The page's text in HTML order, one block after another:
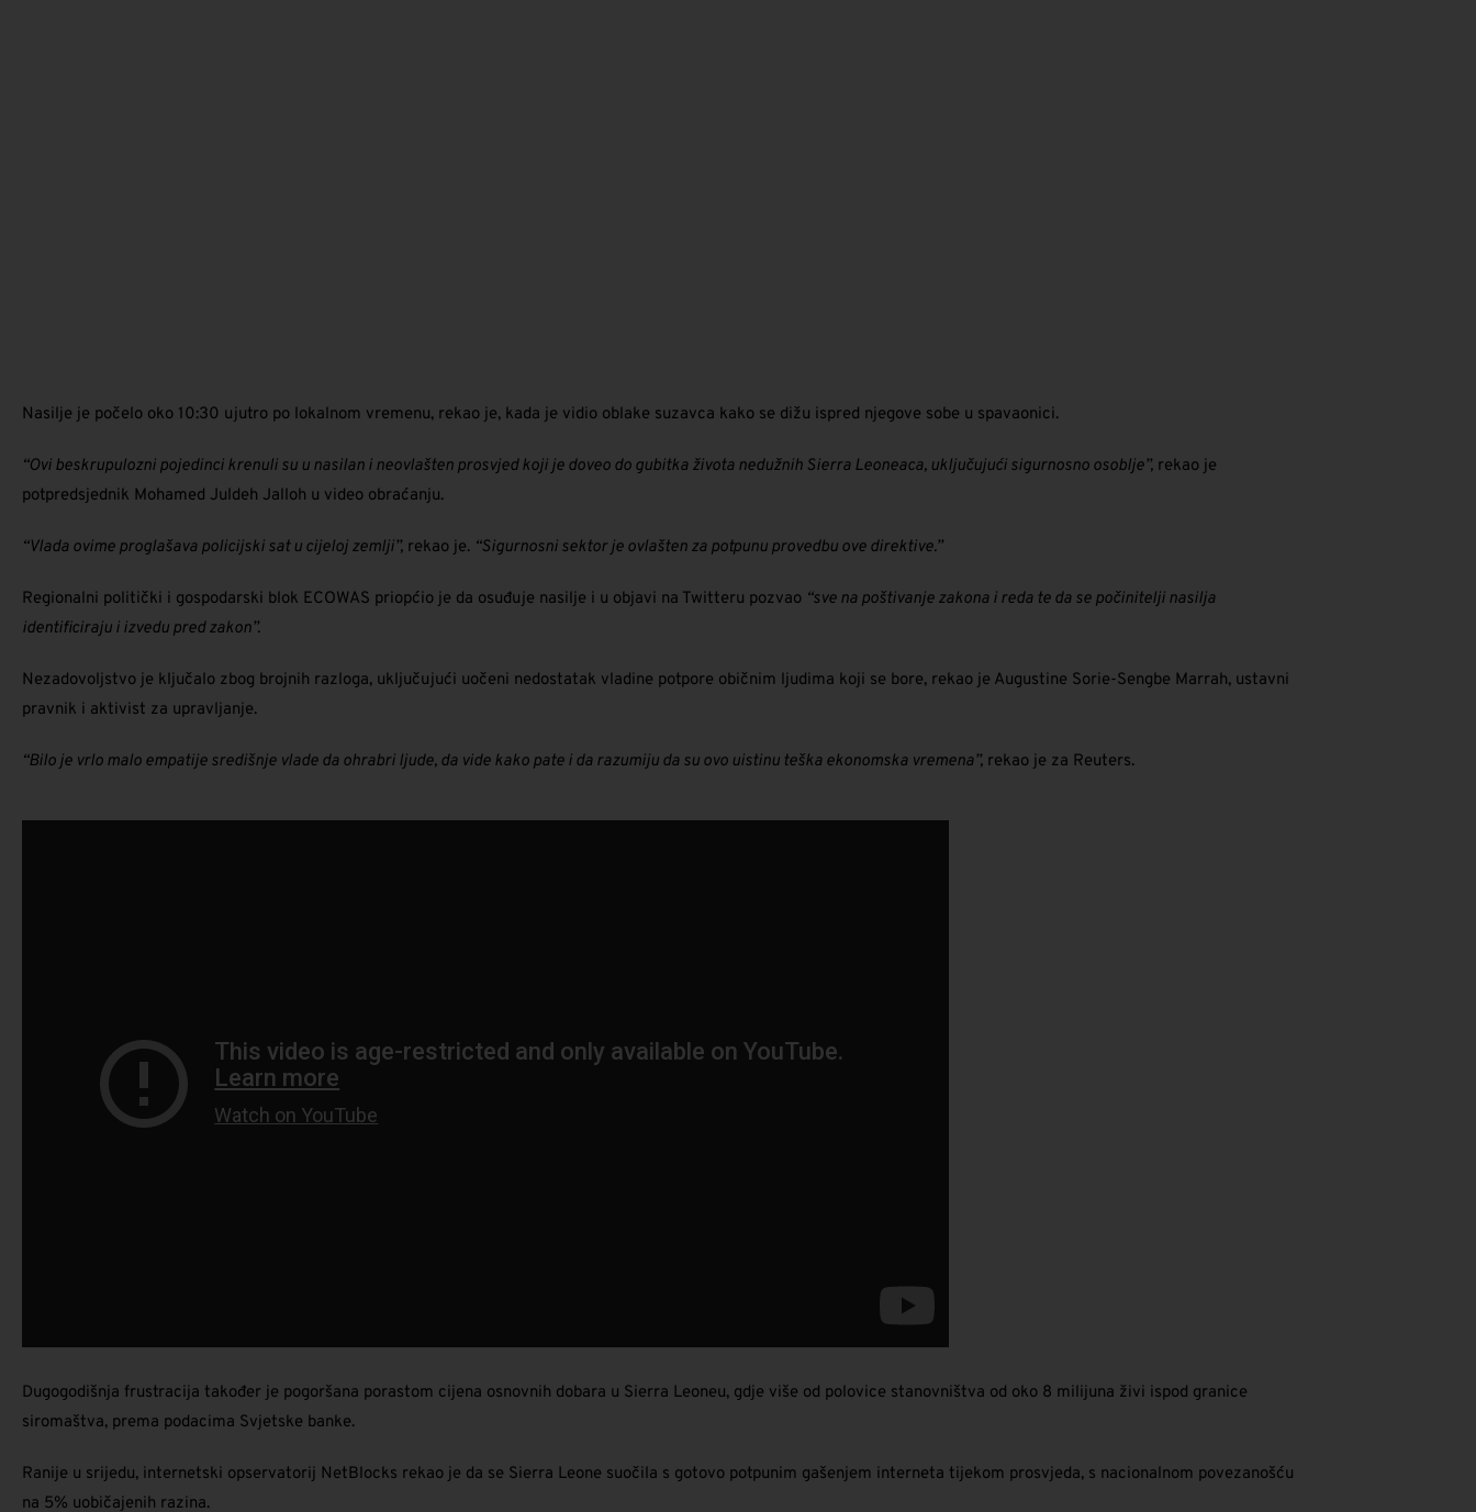
Nasilje je počelo oko 10:30 ujutro po lokalnom vremenu, rekao je, kada je vidio oblake suzavca kako se dižu ispred njegove sobe u spavaonici.
“Ovi beskrupulozni pojedinci krenuli su u nasilan i neovlašten prosvjed koji je doveo do gubitka života nedužnih Sierra Leoneaca, uključujući sigurnosno osoblje”, rekao je
potpredsjednik Mohamed Juldeh Jalloh u video obraćanju.
“Vlada ovime proglašava policijski sat u cijeloj zemlji”, rekao je. “Sigurnosni sektor je ovlašten za potpunu provedbu ove direktive.”
Regionalni politički i gospodarski blok ECOWAS priopćio je da osuđuje nasilje i u objavi na Twitteru pozvao “sve na poštivanje zakona i reda te da se počinitelji nasilja
identificiraju i izvedu pred zakon”.
Nezadovoljstvo je ključalo zbog brojnih razloga, uključujući uočeni nedostatak vladine potpore običnim ljudima koji se bore, rekao je Augustine Sorie-Sengbe Marrah, ustavni
pravnik i aktivist za upravljanje.
“Bilo je vrlo malo empatije središnje vlade da ohrabri ljude, da vide kako pate i da razumiju da su ovo uistinu teška ekonomska vremena”, rekao je za Reuters.
Dugogodišnja frustracija također je pogoršana porastom cijena osnovnih dobara u Sierra Leoneu, gdje više od polovice stanovništva od oko 8 milijuna živi ispod granice
siromaštva, prema podacima Svjetske banke.
Ranije u srijedu, internetski opservatorij NetBlocks rekao je da se Sierra Leone suočila s gotovo potpunim gašenjem interneta tijekom prosvjeda, s nacionalnom povezanošću
na 5% uobičajenih razina.